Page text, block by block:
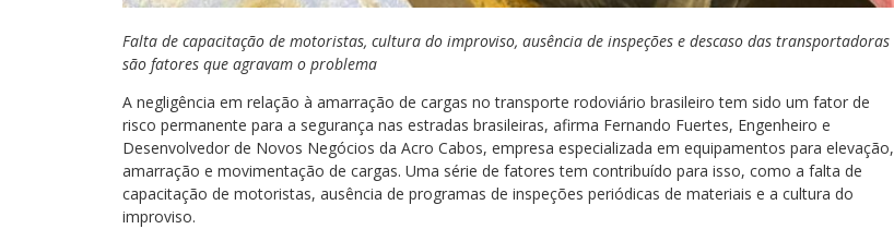
Falta de capacitação de motoristas, cultura do improviso, ausência de inspeções e descaso das transportadoras
são fatores que agravam o problema
A negligência em relação à amarração de cargas no transporte rodoviário brasileiro tem sido um fator de
risco permanente para a segurança nas estradas brasileiras, afirma Fernando Fuertes, Engenheiro e
Desenvolvedor de Novos Negócios da Acro Cabos, empresa especializada em equipamentos para elevação,
amarração e movimentação de cargas. Uma série de fatores tem contribuído para isso, como a falta de
capacitação de motoristas, ausência de programas de inspeções periódicas de materiais e a cultura do
improviso.